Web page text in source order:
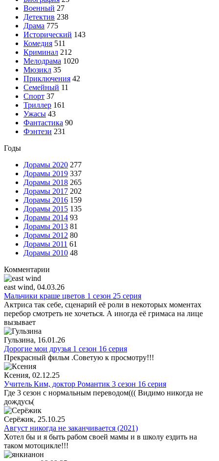
Военный 27
Детектив 238
Драма 775
Исторический 143
Комедия 511
Криминал 212
Мелодрама 1020
Мюзикл 35
Приключения 42
Семейный 11
Спорт 37
Триллер 161
Ужасы 43
Фантастика 90
Фэнтези 231
Годы
Дорамы 2020 277
Дорамы 2019 337
Дорамы 2018 265
Дорамы 2017 202
Дорамы 2016 159
Дорамы 2015 135
Дорамы 2014 93
Дорамы 2013 81
Дорамы 2012 80
Дорамы 2011 61
Дорамы 2010 48
Комментарии
east wind, 04.03.26
Мальчики краше цветов 1 сезон 25 серия
Актриса так себе, сценарий её роли в некоторых моментах
перебор смотреть не хочеться. А иногда её гримаса на лице
вызывает
Гульзина, 16.01.26
Дорогие мои друзья 1 сезон 16 серия
Прекрасный фильм .Советую к просмотру!!!
Ксения, 02.12.25
Учитель Ким, доктор Романтик 3 сезон 16 серия
Где 3 сезон с нормальным переводом((( Видимо никогда не
дождусь(
Серёжик, 25.10.25
Август никогда не заканчивается (2021)
Хотел бы и я быть рабом своей мамы и в школу ездить на
таком мотоцикле!!!